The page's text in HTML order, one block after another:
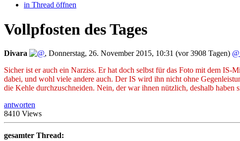
in Thread öffnen
Vollpfosten des Tages
Divara , Donnerstag, 26. November 2015, 10:31 (vor 3908 Tagen)
Sicher ist er auch ein Narziss. Er hat doch selbst für das Foto mit dem IS-
dabei, und wohl viele andere auch. Der IS wird ihn nicht ohne
die Kehle durchzuschneiden. Nein, der war ihnen nützlich, deshalb haben
antworten
8410 Views
gesamter Thread: